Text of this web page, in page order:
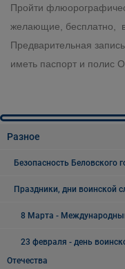
Пройти
желающие, бесплатно,
Предварительная
иметь паспорт и полис
Разное
Безопасность Беловского
Праздники, дни воинской
8 Марта -
23 февраля - день
Отечества